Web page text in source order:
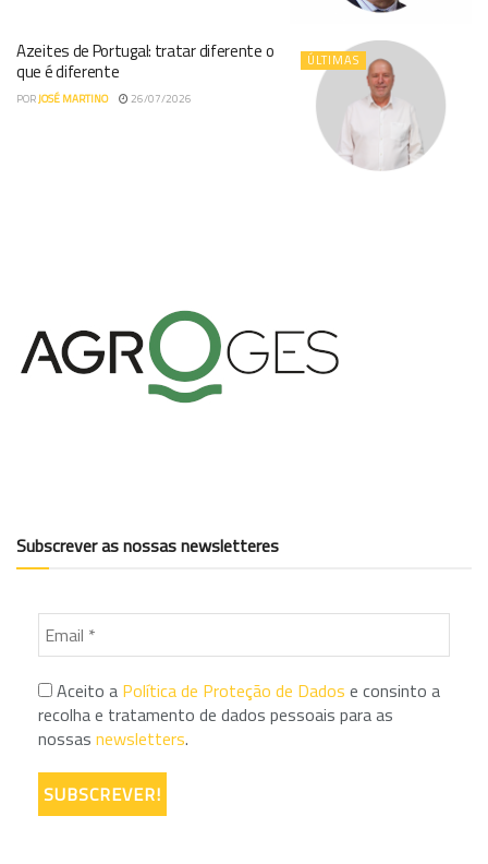
ÚLTIMAS
Azeites de Portugal: tratar diferente o
que é diferente
PORJOSÉ MARTINO 26/07/2026
Subscrever as nossas newsletteres
Aceito a Política de Proteção de Dados e consinto a
recolha e tratamento de dados pessoais para as
nossas newsletters.